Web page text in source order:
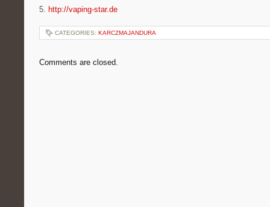
5. http://vaping-star.de
CATEGORIES: KARCZMAJANDURA
Comments are closed.